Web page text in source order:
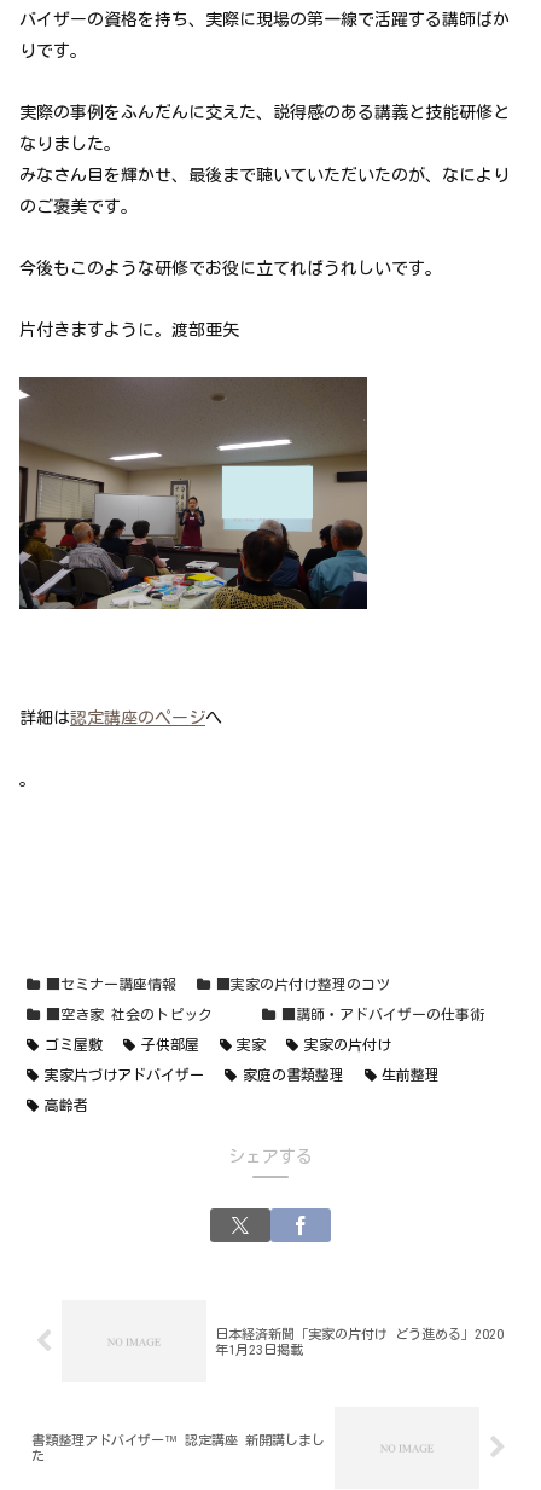
バイザーの資格を持ち、実際に現場の第一線で活躍する講師ばか
りです。
実際の事例をふんだんに交えた、説得感のある講義と技能研修と
なりました。
みなさん目を輝かせ、最後まで聴いていただいたのが、なにより
のご褒美です。
今後もこのような研修でお役に立てればうれしいです。
片付きますように。渡部亜矢
詳細は認定講座のページへ
。
■セミナー講座情報 ■実家の片付け整理のコツ
■空き家 社会のトピック ■講師・アドバイザーの仕事術
ゴミ屋敷 子供部屋 実家 実家の片付け
実家片づけアドバイザー 家庭の書類整理 生前整理
高齢者
シェアする
日本経済新聞「実家の片付け どう進める」2020
年1月23日掲載
書類整理アドバイザー™ 認定講座 新開講しまし
た